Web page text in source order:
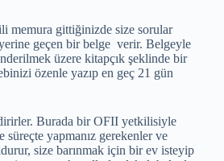
memura gittiğinizde size sorular
geçen bir belge verir. Belgeyle
üzere kitapçık şeklinde bir
özenle yazıp en geç 21 gün
Burada bir OFII yetkilisiyle
süreçte yapmanız gerekenler ve
size barınmak için bir ev isteyip